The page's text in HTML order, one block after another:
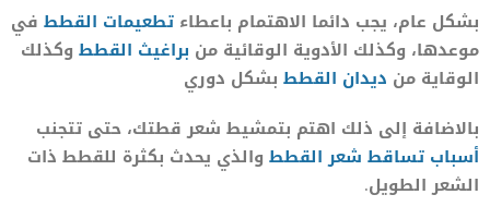
بشكل عام، يجب دائما الاهتمام باعطاء تطعيمات القطط في
موعدها، وكذلك الأدوية الوقائية من براغيث القطط وكذلك
الوقاية من ديدان القطط بشكل دوري
بالاضافة إلى ذلك اهتم بتمشيط شعر قطتك، حتى تتجنب
أسباب تساقط شعر القطط والذي يحدث بكثرة للقطط ذات
الشعر الطويل.